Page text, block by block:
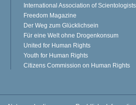
International Association of Scientologists
Freedom Magazine
Der Weg zum Glücklichsein
Für eine Welt ohne Drogenkonsum
United for Human Rights
Youth for Human Rights
Citizens Commission on Human Rights